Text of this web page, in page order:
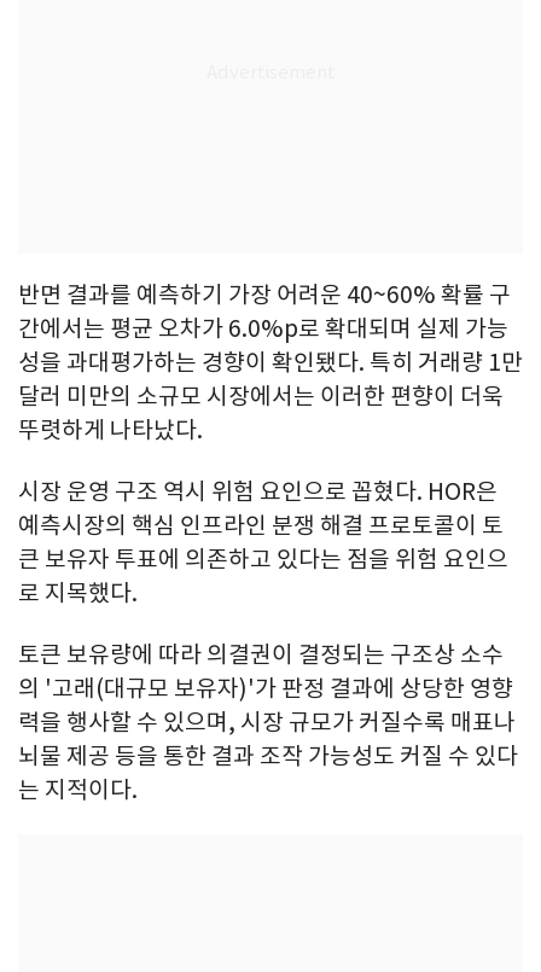
반면 결과를 예측하기 가장 어려운 40~60% 확률 구
간에서는 평균 오차가 6.0%p로 확대되며 실제 가능
성을 과대평가하는 경향이 확인됐다. 특히 거래량 1만
달러 미만의 소규모 시장에서는 이러한 편향이 더욱
뚜렷하게 나타났다.
시장 운영 구조 역시 위험 요인으로 꼽혔다. HOR은
예측시장의 핵심 인프라인 분쟁 해결 프로토콜이 토
큰 보유자 투표에 의존하고 있다는 점을 위험 요인으
로 지목했다.
토큰 보유량에 따라 의결권이 결정되는 구조상 소수
의 '고래(대규모 보유자)'가 판정 결과에 상당한 영향
력을 행사할 수 있으며, 시장 규모가 커질수록 매표나
뇌물 제공 등을 통한 결과 조작 가능성도 커질 수 있다
는 지적이다.